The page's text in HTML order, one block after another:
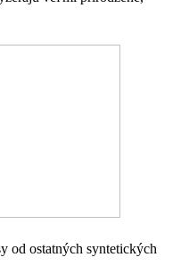
od ostatných syntetických